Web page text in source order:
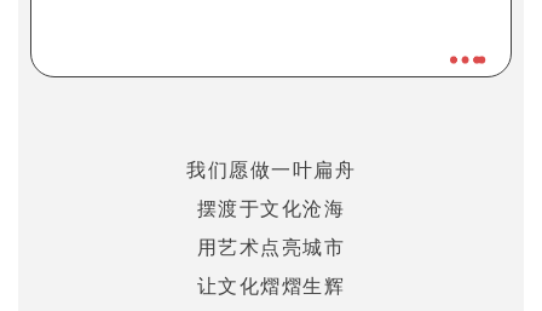
我们愿做一叶扁舟
摆渡于文化沧海
用艺术点亮城市
让文化熠熠生辉